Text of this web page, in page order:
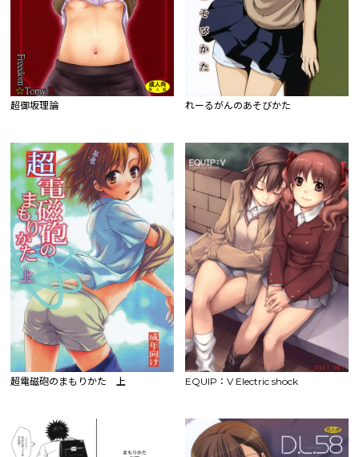
超御坂理論 れーるがんのあそびかた
超電磁砲のまもりかた 上 EQUIP：V Electric shock